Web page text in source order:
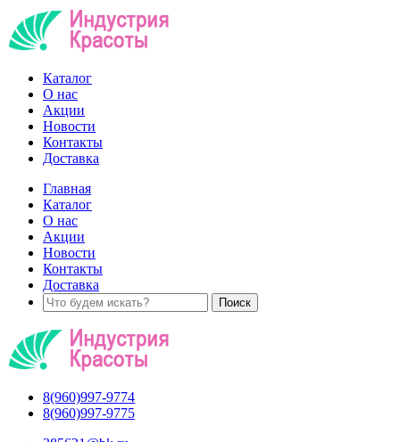
Каталог
О нас
Акции
Новости
Контакты
Доставка
Главная
Каталог
О нас
Акции
Новости
Контакты
Доставка
8(960)997-9774
8(960)997-9775